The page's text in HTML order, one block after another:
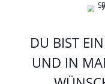
DU BIST
ND IN